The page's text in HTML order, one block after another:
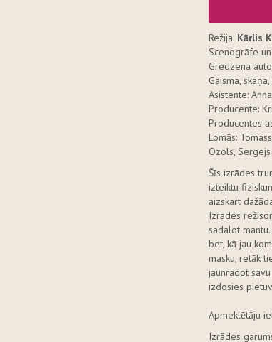
Režija: Kārlis
Scenogrāfe
Gredzena
Gaisma,
Asistente:
Producente:
Producentes
Lomās:
Ozols,
Šīs izrādes
izteiktu
aizskart
Izrādes
sadalot
bet, kā jau
masku, retāk
jaunradot
izdosies
Apmeklētāju
Izrādes